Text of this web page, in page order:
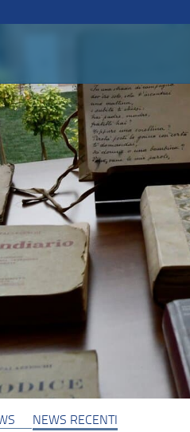
NEWS RECENTI